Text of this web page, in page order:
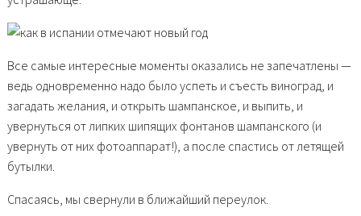
Все самые интересные моменты оказались не запечатлены —
ведь одновременно надо было успеть и съесть виноград, и
загадать желания, и открыть шампанское, и выпить, и
увернуться от липких шипящих фонтанов шампанского (и
увернуть от них фотоаппарат!), а после спастись от летящей
бутылки.
Спасаясь, мы свернули в ближайший переулок.